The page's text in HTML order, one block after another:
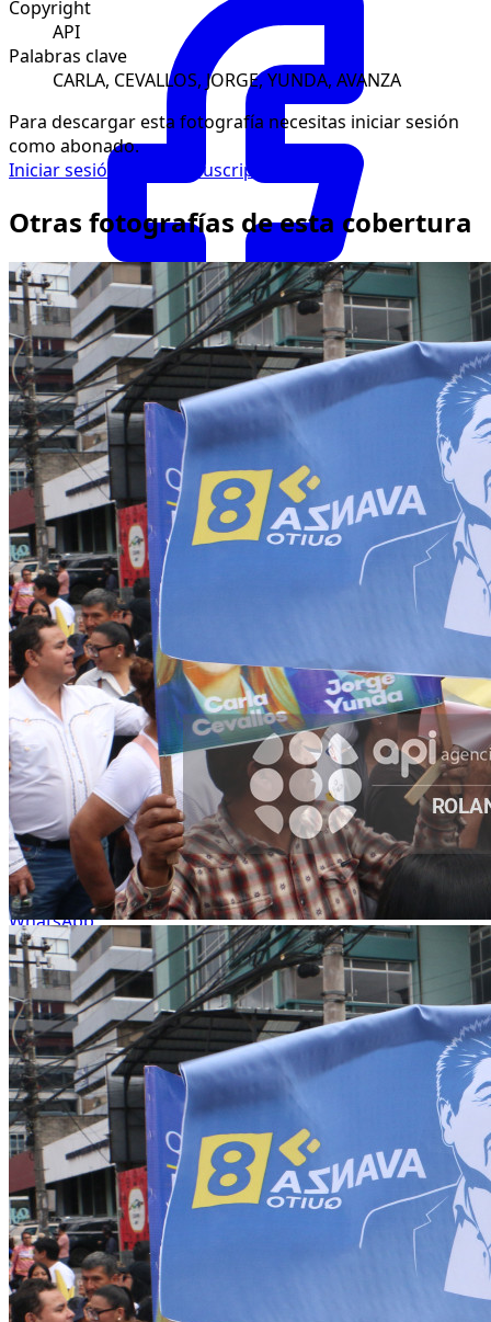
Facebook
WhatsApp
Copyright
API
Palabras clave
CARLA, CEVALLOS, JORGE, YUNDA, AVANZA
Para descargar esta fotografía necesitas iniciar sesión
como abonado.
Iniciar sesión
Solicitar suscripción
Otras fotografías de esta cobertura